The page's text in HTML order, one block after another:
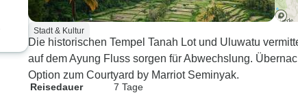
Stadt & Kultur
Die historischen Tempel Tanah Lot und Uluwatu
auf dem Ayung Fluss sorgen für Abwechslung.
Option zum Courtyard by Marriot Seminyak.
Reisedauer
7 Tage